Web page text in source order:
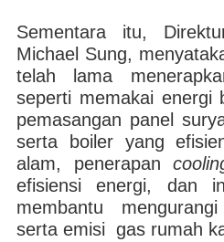
Sementara itu,
Michael Sung,
telah lama
seperti memakai energi
pemasangan panel
serta boiler yang
alam, penerapan
efisiensi energi, dan
membantu
serta emisi gas rumah